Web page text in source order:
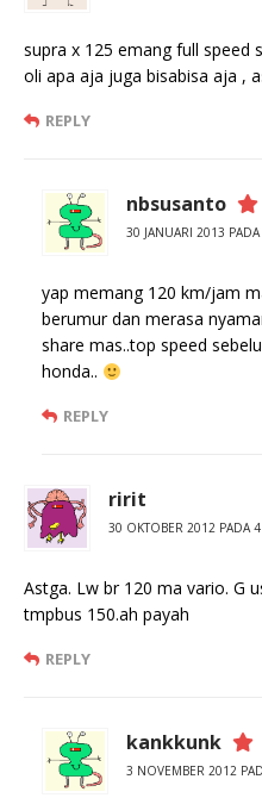
supra x 125 emang full speed
oli apa aja juga bisabisa aja ,
REPLY
nbsusanto
30 JANUARI 2013
yap memang 120 km/jam
berumur dan merasa
share mas..top speed
honda..
REPLY
ririt
30 OKTOBER 2012 PADA
Astga. Lw br 120 ma vario. G
tmpbus 150.ah payah
REPLY
kankkunk
3 NOVEMBER 2012